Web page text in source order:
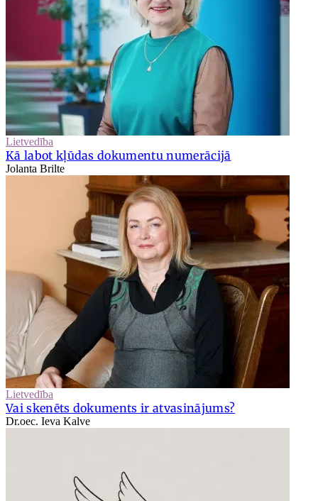
Lietvedība
Kā labot kļūdas dokumentu numerācijā
Jolanta Brilte
Lietvedība
Vai skenēts dokuments ir atvasinājums?
Dr.oec. Ieva Kalve